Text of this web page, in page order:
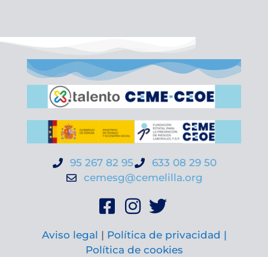
95 267 82 95
633 08 29 50
cemesg@cemelilla.org
Aviso legal | Política de privacidad |
Política de cookies